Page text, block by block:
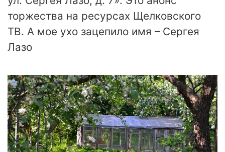
торжества на ресурсах Щелковского
ТВ. А мое ухо зацепило имя – Сергея
Лазо